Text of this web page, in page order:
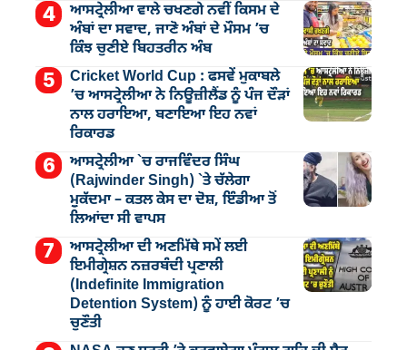
ਆਸਟ੍ਰੇਲੀਆ ਵਾਲੇ ਚਖਣਗੇ ਨਵੀਂ ਕਿਸਮ ਦੇ
ਅੰਬਾਂ ਦਾ ਸਵਾਦ, ਜਾਣੋ ਅੰਬਾਂ ਦੇ ਮੌਸਮ ’ਚ
ਕਿੰਝ ਚੁਣੀਏ ਬਿਹਤਰੀਨ ਅੰਬ
Cricket World Cup : ਫਸਵੇਂ ਮੁਕਾਬਲੇ
’ਚ ਆਸਟ੍ਰੇਲੀਆ ਨੇ ਨਿਊਜ਼ੀਲੈਂਡ ਨੂੰ ਪੰਜ ਦੌੜਾਂ
ਨਾਲ ਹਰਾਇਆ, ਬਣਾਇਆ ਇਹ ਨਵਾਂ
ਰਿਕਾਰਡ
ਆਸਟ੍ਰੇਲੀਆ `ਚ ਰਾਜਵਿੰਦਰ ਸਿੰਘ
(Rajwinder Singh) `ਤੇ ਚੱਲੇਗਾ
ਮੁੁਕੱਦਮਾ – ਕਤਲ ਕੇਸ ਦਾ ਦੋਸ਼, ਇੰਡੀਆ ਤੋਂ
ਲਿਆਂਦਾ ਸੀ ਵਾਪਸ
ਆਸਟ੍ਰੇਲੀਆ ਦੀ ਅਣਮਿੱਥੇ ਸਮੇਂ ਲਈ
ਇਮੀਗ੍ਰੇਸ਼ਨ ਨਜ਼ਰਬੰਦੀ ਪ੍ਰਣਾਲੀ
(Indefinite Immigration
Detention System) ਨੂੰ ਹਾਈ ਕੋਰਟ ’ਚ
ਚੁਣੌਤੀ